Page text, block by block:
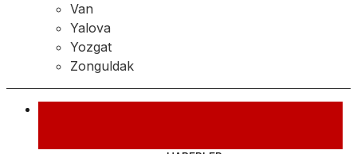
Van
Yalova
Yozgat
Zonguldak